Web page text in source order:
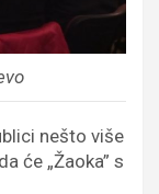
nešto više
će „Žaoka” s